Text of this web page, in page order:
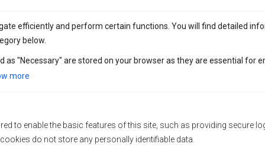
efficiently and perform certain functions. You will find detailed
below.
as "Necessary" are stored on your browser as they are essential for
more
to enable the basic features of this site, such as providing secure
do not store any personally identifiable data.
AMBERDO CAFÉ: PREPARANDO CAFÉ